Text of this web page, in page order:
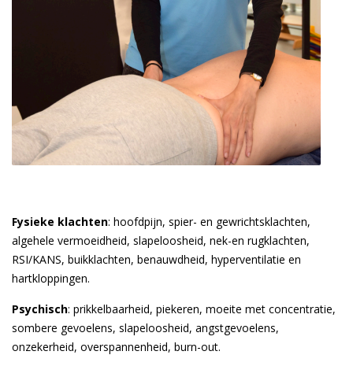
Fysieke klachten: hoofdpijn, spier- en gewrichtsklachten,
algehele vermoeidheid, slapeloosheid, nek-en rugklachten,
RSI/KANS, buikklachten, benauwdheid, hyperventilatie en
hartkloppingen.
Psychisch: prikkelbaarheid, piekeren, moeite met concentratie,
sombere gevoelens, slapeloosheid, angstgevoelens,
onzekerheid, overspannenheid, burn-out.